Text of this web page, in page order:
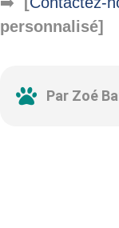
personnalisé]
Par Zoé